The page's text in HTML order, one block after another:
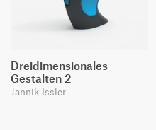
Dreidimensionales
Gestalten 2
Jannik Issler